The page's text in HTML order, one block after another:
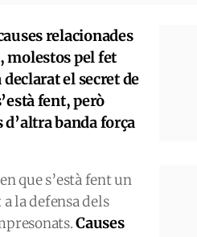
relacionades
molestos pel fet
el secret de
fent, però
banda força
que s’està fent un
la defensa dels
Causes